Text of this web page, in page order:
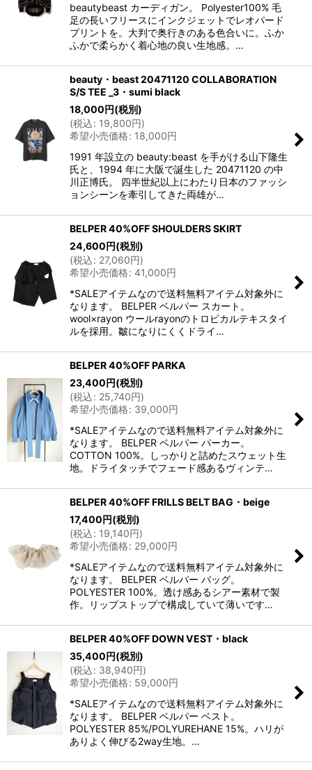
beautybeast カーディガン。 Polyester100% 毛
足の長いフリースにインクジェットでレオパード
プリントを。大判で奥行きのある色合いに。ふか
ふかで柔らかく着心地の良い生地感。…
beauty・beast 20471120 COLLABORATION
S/S TEE _3・sumi black
18,000円(税別)
(税込: 19,800円)
希望小売価格: 18,000円
1991 年設立の beauty:beast を手がける山下隆生
氏と、1994 年に大阪で誕生した 20471120 の中
川正博氏。 四半世紀以上にわたり日本のファッシ
ョンシーンを牽引してきた両雄が…
BELPER 40%OFF SHOULDERS SKIRT
24,600円(税別)
(税込: 27,060円)
希望小売価格: 41,000円
*SALEアイテムなので送料無料アイテム対象外に
なります。 BELPER ベルパー スカート。
wool×rayon ウールrayonのトロピカルテキスタイ
ルを採用。皺になりにくくドライ…
BELPER 40%OFF PARKA
23,400円(税別)
(税込: 25,740円)
希望小売価格: 39,000円
*SALEアイテムなので送料無料アイテム対象外に
なります。 BELPER ベルパー パーカー。
COTTON 100%。しっかりと詰めたスウェット生
地。ドライタッチでフェード感あるヴィンテ…
BELPER 40%OFF FRILLS BELT BAG・beige
17,400円(税別)
(税込: 19,140円)
希望小売価格: 29,000円
*SALEアイテムなので送料無料アイテム対象外に
なります。 BELPER ベルパー バッグ。
POLYESTER 100%。透け感あるシアー素材で製
作。リップストップで構成していて薄いです…
BELPER 40%OFF DOWN VEST・black
35,400円(税別)
(税込: 38,940円)
希望小売価格: 59,000円
*SALEアイテムなので送料無料アイテム対象外に
なります。 BELPER ベルパー ベスト。
POLYESTER 85%/POLYUREHANE 15%。ハリが
ありよく伸びる2way生地。…